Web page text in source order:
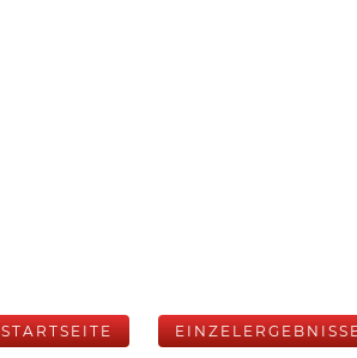
STARTSEITE